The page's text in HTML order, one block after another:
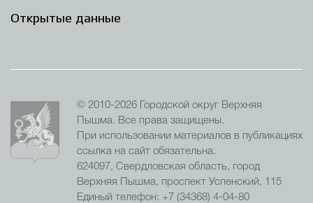
Открытые данные
© 2010-2026 Городской округ Верхняя
Пышма. Все права защищены.
При использовании материалов в публикациях
ссылка на сайт обязательна.
624097, Свердловская область, город
Верхняя Пышма, проспект Успенский, 115
Единый телефон: +7 (34368) 4-04-80